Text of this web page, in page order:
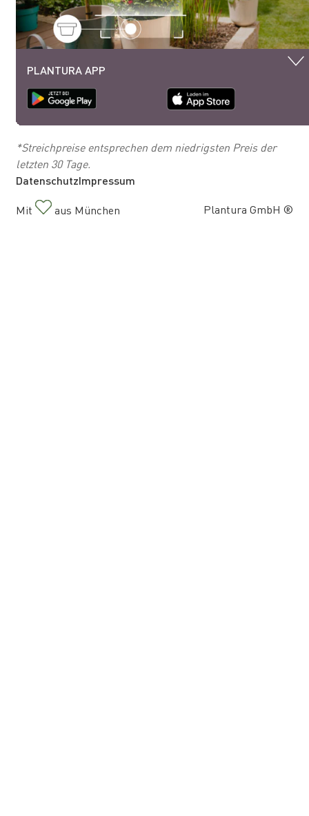
PLANTURA APP
*Streichpreise entsprechen dem niedrigsten Preis der
letzten 30 Tage.
Plantura GmbH ®
Mit aus München
DatenschutzImpressum